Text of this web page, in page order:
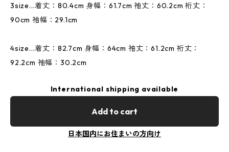
3size...着丈：80.4cm 身幅：61.7cm 袖丈：60.2cm 裄丈：
90cm 袖幅：29.1cm
4size...着丈：82.7cm 身幅：64cm 袖丈：61.2cm 裄丈：
92.2cm 袖幅：30.2cm
International shipping available
Add to cart
日本国内にお住まいの方向け